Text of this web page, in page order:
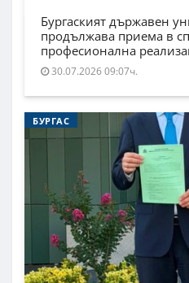
Бургаският държавен
продължава приема в
професионална
30.07.2026 09:07ч.
БУРГАС